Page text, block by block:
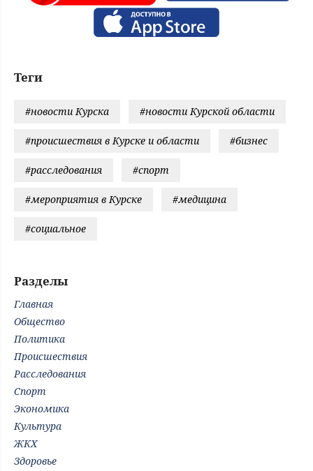
Теги
#новости Курска #новости Курской области
#происшествия в Курске и области #бизнес
#расследования #спорт
#мероприятия в Курске #медицина
#социальное
Разделы
Главная
Общество
Политика
Происшествия
Расследования
Спорт
Экономика
Культура
ЖКХ
Здоровье